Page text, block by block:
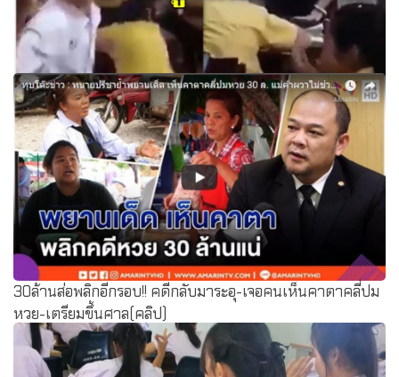
รุมประณามนักเรียน! พฤติกรรมสุดทราม ป่วนครูจนเสียสติ
30ล้านส่อพลิกอีกรอบ!! คดีกลับมาระอุ-เจอคนเห็นคาตาคลี่ปม
หวย-เตรียมขึ้นศาล(คลิป)